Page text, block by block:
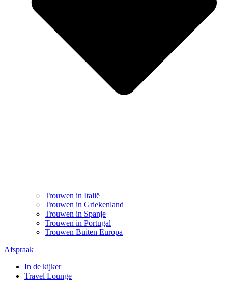
Trouwen in Italië
Trouwen in Griekenland
Trouwen in Spanje
Trouwen in Portugal
Trouwen Buiten Europa
Afspraak
In de kijker
Travel Lounge